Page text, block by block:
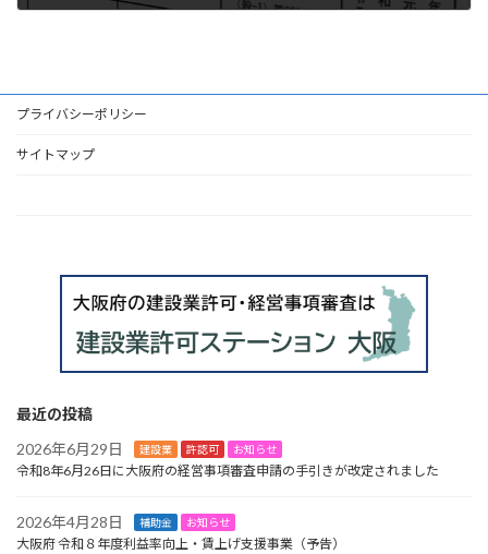
プライバシーポリシー
サイトマップ
最近の投稿
2026年6月29日
建設業 許認可 お知らせ
令和8年6月26日に大阪府の経営事項審査申請の手引きが改定されました
2026年4月28日 補助金 お知らせ
大阪府 令和８年度利益率向上・賃上げ支援事業（予告）